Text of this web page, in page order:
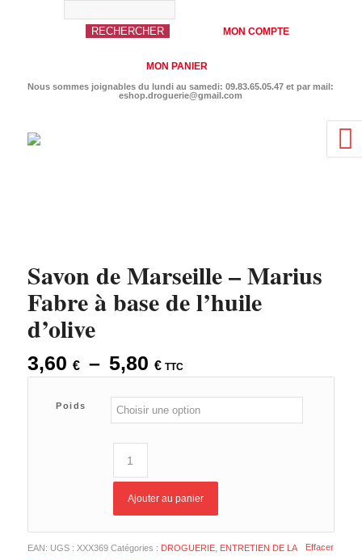
MON COMPTE
MON PANIER
Nous sommes joignables du lundi au samedi: 09.83.65.05.47 et par mail:
eshop.droguerie@gmail.com
Savon de Marseille – Marius
Fabre à base de l’huile
d’olive
3,60 € – 5,80 €Plage
de
prix :
3,60 €
TTC
Poids
Effacer
Ajouter au panier
EAN: UGS : XXX369 Catégories : DROGUERIE, ENTRETIEN DE LA